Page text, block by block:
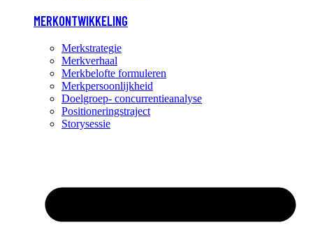
MERKONTWIKKELING
Merkstrategie
Merkverhaal
Merkbelofte formuleren
Merkpersoonlijkheid
Doelgroep- concurrentieanalyse
Positioneringstraject
Storysessie